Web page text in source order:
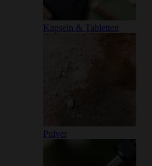
Kapseln & Tabletten
Pulver